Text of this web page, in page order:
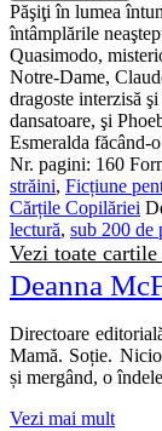
Păşiţi în lumea
întâmplările
Quasimodo,
Notre‑Dame,
dragoste interzisă
dansatoare, şi
Esmeralda
Nr. pagini: 160
străini, Ficțiune
Cărțile Copilăriei
lectură, sub 200 de
Vezi toate
Deanna
Directoare
Mamă. Soție.
și mergând, o
Vezi mai mult